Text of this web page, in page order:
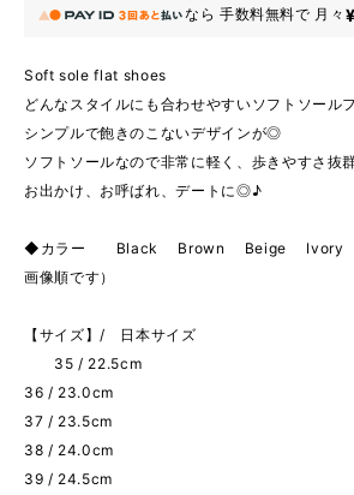
なら 手数料無料で 月々
Soft sole flat shoes
どんなスタイルにも合わせやすいソフトソール
シンプルで飽きのこないデザインが◎
ソフトソールなので非常に軽く、歩きやすさ抜群
お出かけ、お呼ばれ、デートに◎♪
◆カラー Black Brown Beige Ivory （カ
画像順です）
【サイズ】/ 日本サイズ
35 / 22.5cm
36 / 23.0cm
37 / 23.5cm
38 / 24.0cm
39 / 24.5cm